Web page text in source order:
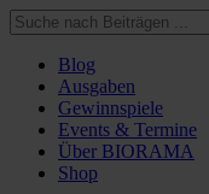
Blog
Ausgaben
Gewinnspiele
Events & Termine
Über BIORAMA
Shop